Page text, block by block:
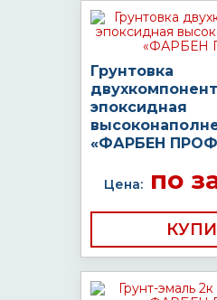
Грунтовка
эпоксидная
«ФАРБЕН
Цена:по